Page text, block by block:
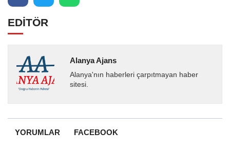
EDİTÖR
Alanya Ajans
Alanya'nın haberleri çarpıtmayan haber
sitesi.
YORUMLAR FACEBOOK